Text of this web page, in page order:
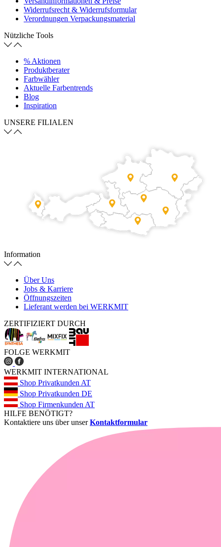
Widerrufsrecht & Widerrufsformular
Verordnungen Verpackungsmaterial
Nützliche Tools
% Aktionen
Produktberater
Farbwähler
Aktuelle Farbentrends
Blog
Inspiration
UNSERE FILIALEN
Information
Über Uns
Jobs & Karriere
Öffnungszeiten
Lieferant werden bei WERKMIT
ZERTIFIZIERT DURCH
FOLGE WERKMIT
WERKMIT INTERNATIONAL
Shop Privatkunden AT
Shop Privatkunden DE
Shop Firmenkunden AT
HILFE BENÖTIGT?
Kontaktiere uns über unserKontaktformular